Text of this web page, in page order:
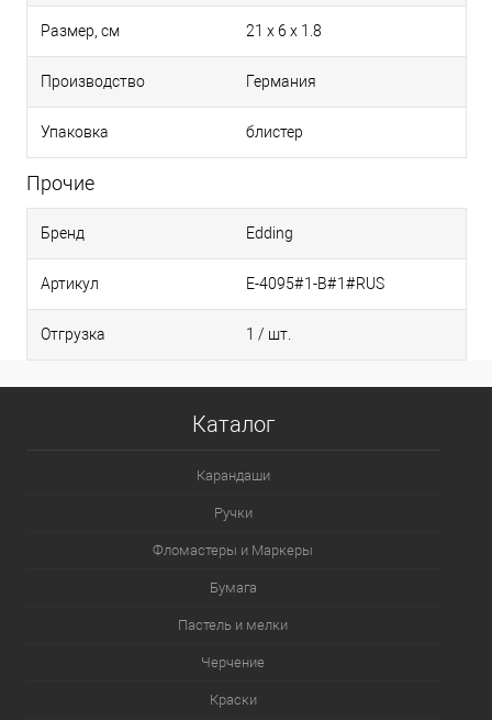
Размер, см 21 x 6 x 1.8
Производство Германия
Упаковка блистер
Прочие
Бренд Edding
Артикул E-4095#1-B#1#RUS
Отгрузка 1 / шт.
Каталог
Карандаши
Ручки
Фломастеры и Маркеры
Бумага
Пастель и мелки
Черчение
Краски